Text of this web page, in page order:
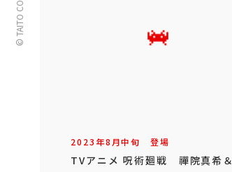
2023年8月中旬 登場
TVアニメ 呪術廻戦 禪院真希＆